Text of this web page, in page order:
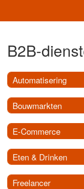
B2B-
Automatisering
Bouwmarkten
E-Commerce
Eten & Drinken
Freelancer